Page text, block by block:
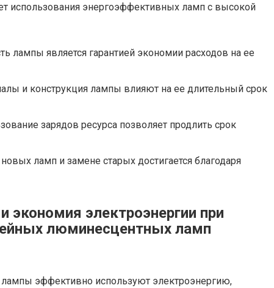
использования энергоэффективных ламп с высокой
лампы является гарантией экономии расходов на ее
и конструкция лампы влияют на ее длительный срок
зарядов ресурса позволяет продлить срок
ламп и замене старых достигается благодаря
экономия электроэнергии при
люминесцентных ламп
эффективно используют электроэнергию,